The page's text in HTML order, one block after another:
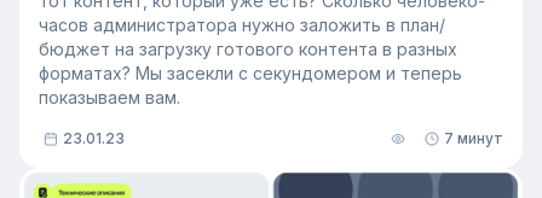
часов администратора нужно заложить в план/
бюджет на загрузку готового контента в разных
форматах? Мы засекли с секундомером и теперь
показываем вам.
23.01.23 7 минут